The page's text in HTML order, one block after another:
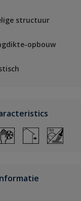
structuur
opbouw